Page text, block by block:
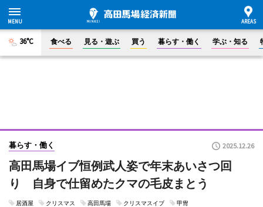
36°C 食べる 見る・遊ぶ 買う 暮らす・働く 学ぶ・知る
暮らす・働く 2025.12.26
高田馬場イブ恒例武人姿で年末あいさつ回
り 自身で仕留めたクマの毛皮まとう
居酒屋 クリスマス 高田馬場 クリスマスイブ 甲冑